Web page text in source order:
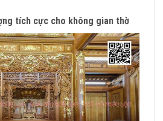
tích cực cho không gian thờ